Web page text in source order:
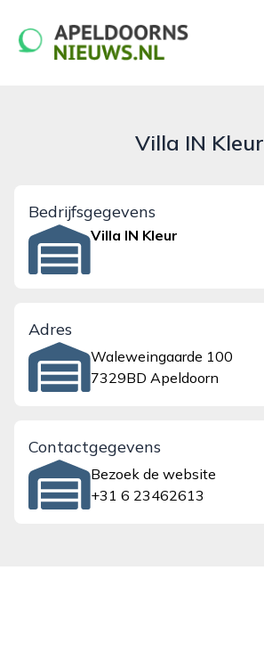
apeldoornsnieuws.nl
Villa IN Kleur
Bedrijfsgegevens
Villa IN Kleur
Adres
Waleweingaarde 100
7329BD Apeldoorn
Contactgegevens
Bezoek de website
+31 6 23462613